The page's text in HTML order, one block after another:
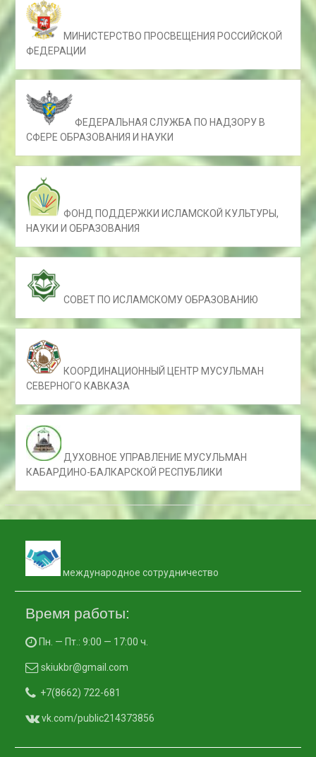
МИНИСТЕРСТВО ПРОСВЕЩЕНИЯ РОССИЙСКОЙ
ФЕДЕРАЦИИ
ФЕДЕРАЛЬНАЯ СЛУЖБА ПО НАДЗОРУ В
СФЕРЕ ОБРАЗОВАНИЯ И НАУКИ
ФОНД ПОДДЕРЖКИ ИСЛАМСКОЙ КУЛЬТУРЫ,
НАУКИ И ОБРАЗОВАНИЯ
СОВЕТ ПО ИСЛАМСКОМУ ОБРАЗОВАНИЮ
КООРДИНАЦИОННЫЙ ЦЕНТР МУСУЛЬМАН
СЕВЕРНОГО КАВКАЗА
ДУХОВНОЕ УПРАВЛЕНИЕ МУСУЛЬМАН
КАБАРДИНО-БАЛКАРСКОЙ РЕСПУБЛИКИ
международное сотрудничество
Время работы:
Пн. — Пт.: 9:00 — 17:00 ч.
skiukbr@gmail.com
+7(8662) 722-681
vk.com/public214373856